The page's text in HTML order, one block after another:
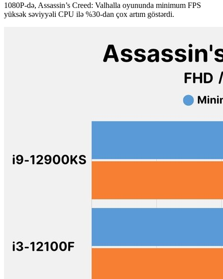
1080P-də, Assassin’s Creed: Valhalla oyununda minimum FPS
yüksək səviyyəli CPU ilə %30-dan çox artım göstərdi.